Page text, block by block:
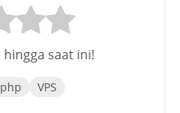
saat ini!
php VPS